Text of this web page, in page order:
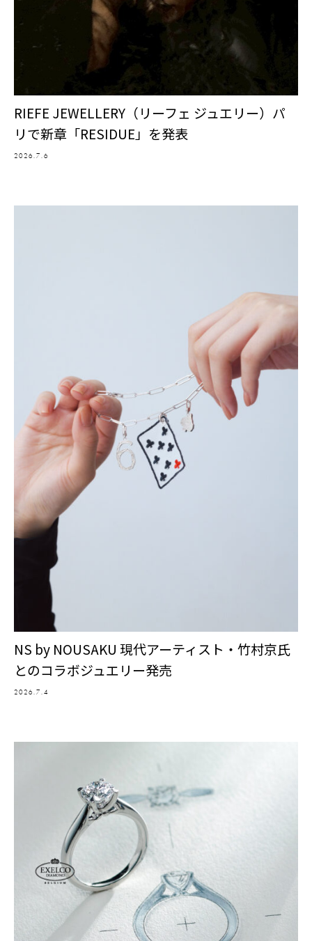
RIEFE JEWELLERY（リーフェ ジュエリー）パ
リで新章「RESIDUE」を発表
2026.7.6
NS by NOUSAKU 現代アーティスト・竹村京氏
とのコラボジュエリー発売
2026.7.4